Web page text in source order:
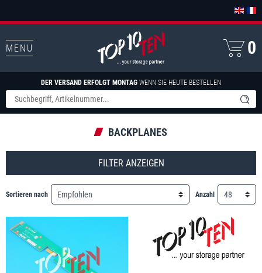
MENU
DER VERSAND ERFOLGT MONTAG WENN SIE HEUTE BESTELLEN
0
BACKPLANES
FILTER